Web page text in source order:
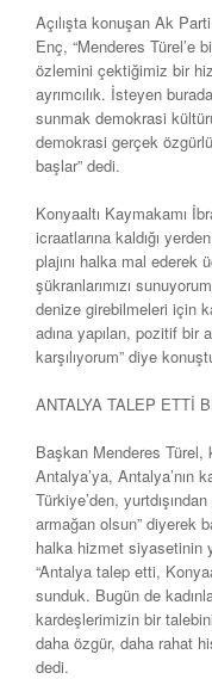
Açılışta konuşan Ak
Enç, “Menderes Türel’e
özlemini çektiğimiz bir
ayrımcılık. İsteyen
sunmak demokrasi
demokrasi gerçek
başlar” dedi.
Konyaaltı Kaymakamı
icraatlarına kaldığı
plajını halka mal ederek
şükranlarımızı
denize girebilmeleri için
adına yapılan, pozitif bir
karşılıyorum” diye
ANTALYA TALEP ETTİ
Başkan Menderes Türel,
Antalya’ya, Antalya’nın
Türkiye’den,
armağan olsun” diyerek
halka hizmet siyasetinin
“Antalya talep etti,
sunduk. Bugün de
kardeşlerimizin bir
daha özgür, daha rahat
dedi.